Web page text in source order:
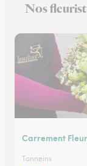
Fleuristes à
Nos
Carrement
Tonneins